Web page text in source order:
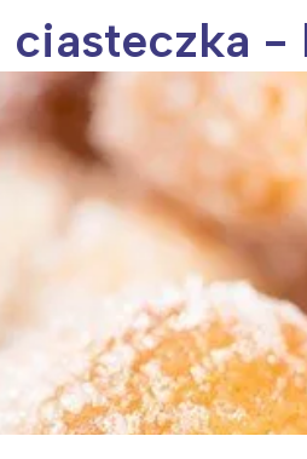
ciasteczka